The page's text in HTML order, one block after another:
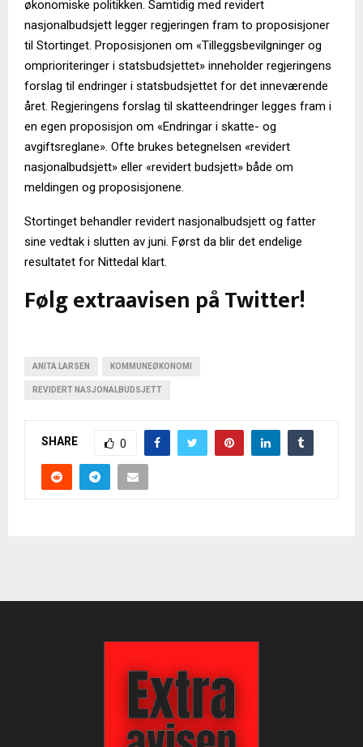
økonomiske politikken. Samtidig med revidert
nasjonalbudsjett legger regjeringen fram to proposisjoner
til Stortinget. Proposisjonen om «Tilleggsbevilgninger og
omprioriteringer i statsbudsjettet» inneholder regjeringens
forslag til endringer i statsbudsjettet for det inneværende
året. Regjeringens forslag til skatteendringer legges fram i
en egen proposisjon om «Endringar i skatte- og
avgiftsreglane». Ofte brukes betegnelsen «revidert
nasjonalbudsjett» eller «revidert budsjett» både om
meldingen og proposisjonene.
Stortinget behandler revidert nasjonalbudsjett og fatter
sine vedtak i slutten av juni. Først da blir det endelige
resultatet for Nittedal klart.
Følg extraavisen på Twitter!
ANITA LARSEN KOMMUNEØKONOMI
REVIDERT NASJONALBUDSJETT
SHARE 0